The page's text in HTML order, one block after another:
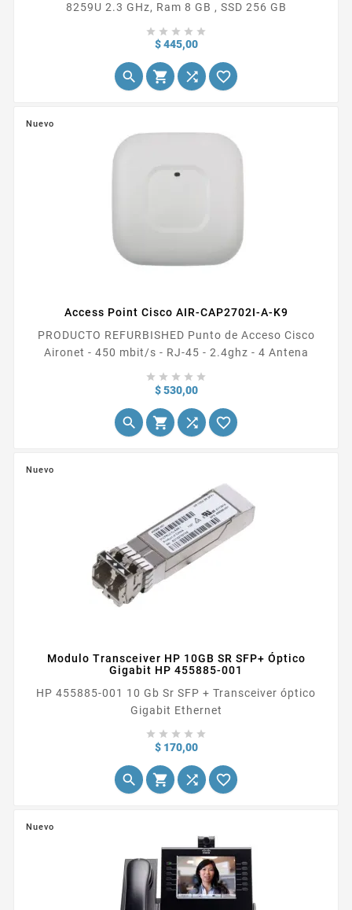
8259U 2.3 GHz, Ram 8 GB , SSD 256 GB
    
$ 445,00Precio
   
Nuevo
Access Point Cisco AIR-CAP2702I-A-K9
PRODUCTO REFURBISHED Punto de Acceso Cisco
Aironet - 450 mbit/s - RJ-45 - 2.4ghz - 4 Antena
    
$ 530,00Precio
   
Nuevo
Modulo Transceiver HP 10GB SR SFP+ Óptico
Gigabit HP 455885-001
HP 455885-001 10 Gb Sr SFP + Transceiver óptico
Gigabit Ethernet
    
$ 170,00Precio
   
Nuevo